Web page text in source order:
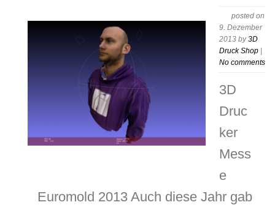
posted on
9. Dezember
2013 by3D
Druck Shop
No comments
3D
Druc
ker
Mess
e
Euromold 2013 Auch diese Jahr gab